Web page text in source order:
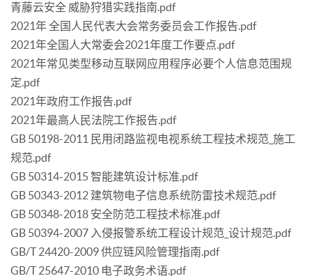
青藤云安全 威胁狩猎实践指南.pdf
2021年 全国人民代表大会常务委员会工作报告.pdf
2021年全国人大常委会2021年度工作要点.pdf
2021年常见类型移动互联网应用程序必要个人信息范围规
定.pdf
2021年政府工作报告.pdf
2021年最高人民法院工作报告.pdf
GB 50198-2011 民用闭路监视电视系统工程技术规范_施工
规范.pdf
GB 50314-2015 智能建筑设计标准.pdf
GB 50343-2012 建筑物电子信息系统防雷技术规范.pdf
GB 50348-2018 安全防范工程技术标准.pdf
GB 50394-2007 入侵报警系统工程设计规范_设计规范.pdf
GB/T 24420-2009 供应链风险管理指南.pdf
GB/T 25647-2010 电子政务术语.pdf